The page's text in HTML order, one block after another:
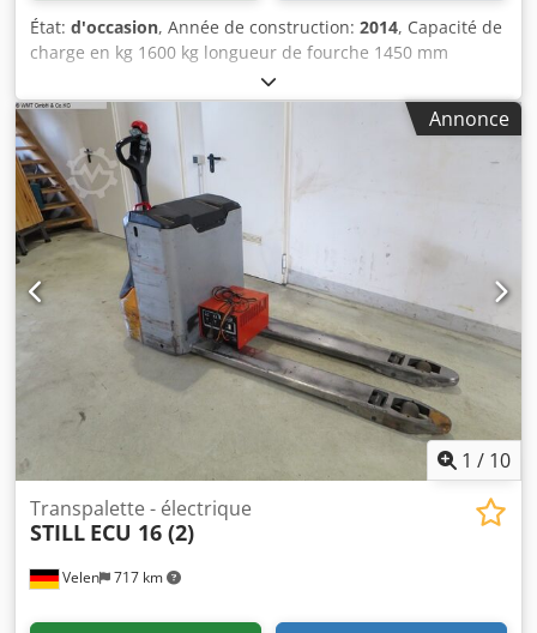
État: d'occasion, Année de construction: 2014, Capacité de
charge en kg 1600 kg longueur de fourche 1450 mm
hauteur de levage 200 mm hauteur de construction 1150
mm Poids de la machine environ 0,68 t Dsdpfxsv Ehd Aj
Aavswa Encombrement environ 2,05 x 0,72 x 1,15 m y
compris le chargeur
Annonce
1 / 10
Velen 717 km
Transpalette - électrique
STILL ECU 16 (2)